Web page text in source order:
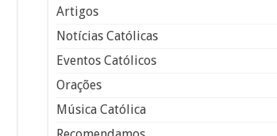
Artigos
Notícias Católicas
Eventos Católicos
Orações
Música Católica